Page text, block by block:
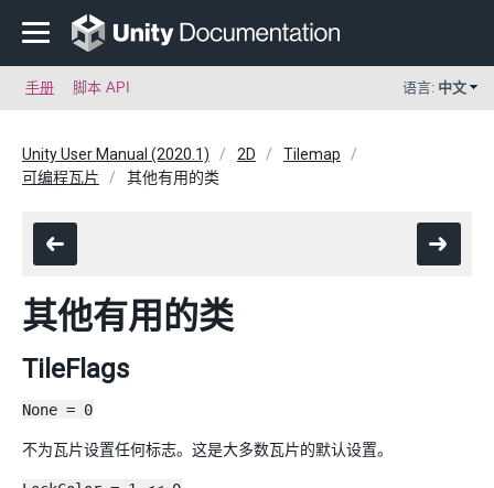
手册 脚本 API 语言: 中文
Unity User Manual (2020.1) 2D
Tilemap
可编程瓦片
其他有用的类
其他有用的类
TileFlags
None = 0
不为瓦片设置任何标志。这是大多数瓦片的默认设置。